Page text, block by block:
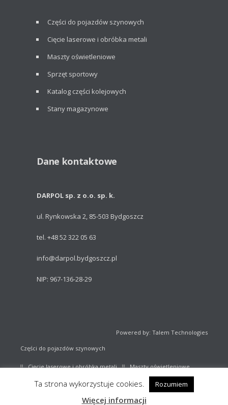
Części do pojazdów szynowych
Cięcie laserowe i obróbka metali
Maszty oświetleniowe
Sprzęt sportowy
Katalog części kolejowych
Stany magazynowe
Dane kontaktowe
DARPOL sp. z o.o. sp. k.
ul. Rynkowska 2, 85-503 Bydgoszcz
tel. +48 52 322 05 63
info@darpol.bydgoszcz.pl
NIP: 967-136-28-29
Powered by: Talem Technologies
Części do pojazdów szynowych
Cięcie laserowe i obróbka metali Maszty oświetleniowe
Sprzęt sportowy Katalog części kolejowych
Ta strona wykorzystuje cookies. Rozumiem
Więcej informacji